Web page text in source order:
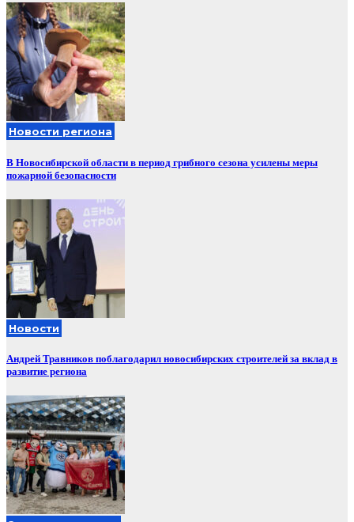
Новости региона
В Новосибирской области в период грибного сезона усилены меры
пожарной безопасности
Новости
Андрей Травников поблагодарил новосибирских строителей за вклад в
развитие региона